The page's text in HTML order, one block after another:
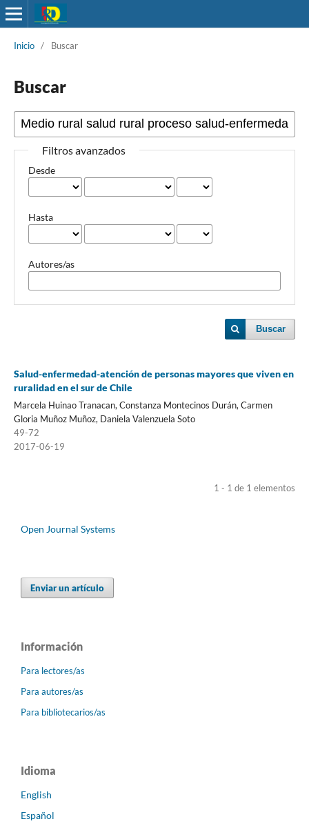
Inicio / Buscar
Buscar
Filtros avanzados
Desde
Hasta
Autores/as
Buscar
Salud-enfermedad-atención de personas mayores que viven en
ruralidad en el sur de Chile
Marcela Huinao Tranacan, Constanza Montecinos Durán, Carmen
Gloria Muñoz Muñoz, Daniela Valenzuela Soto
49-72
2017-06-19
1 - 1 de 1 elementos
Open Journal Systems
Enviar un artículo
Información
Para lectores/as
Para autores/as
Para bibliotecarios/as
Idioma
English
Español